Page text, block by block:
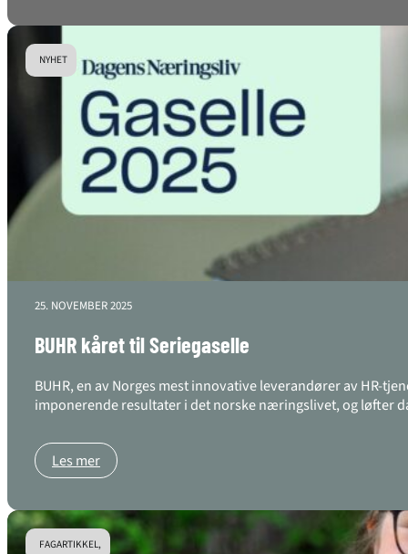
NYHET
25. NOVEMBER 2025
BUHR kåret til Seriegaselle
BUHR, en av Norges mest innovative leverandører av HR-
imponerende resultater i det norske næringslivet, og løfter
Les mer
FAGARTIKKEL,